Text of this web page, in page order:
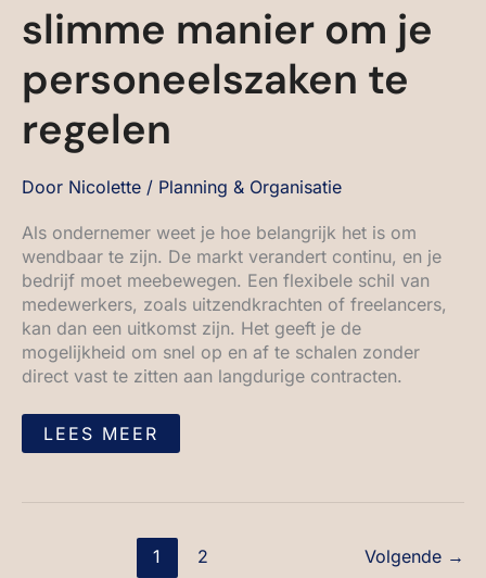
slimme manier om je
personeelszaken te
regelen
Door Nicolette / Planning & Organisatie
Als ondernemer weet je hoe belangrijk het is om
wendbaar te zijn. De markt verandert continu, en je
bedrijf moet meebewegen. Een flexibele schil van
medewerkers, zoals uitzendkrachten of freelancers,
kan dan een uitkomst zijn. Het geeft je de
mogelijkheid om snel op en af te schalen zonder
direct vast te zitten aan langdurige contracten.
LEES MEER
1 2 Volgende →